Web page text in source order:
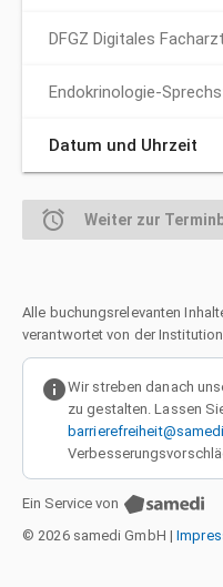
Endokrinologie-
Datum und Uhrzeit
alarm Weiter zur
Alle buchungsrelevanten
verantwortet von der
infoWir streben danach
zu gestalten. Lassen
Ein Service von
© 2026 samedi GmbH |